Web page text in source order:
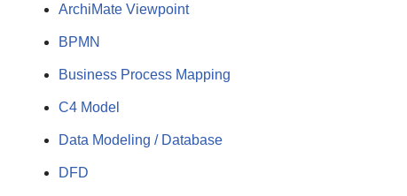
ArchiMate Viewpoint
BPMN
Business Process Mapping
C4 Model
Data Modeling / Database
DFD